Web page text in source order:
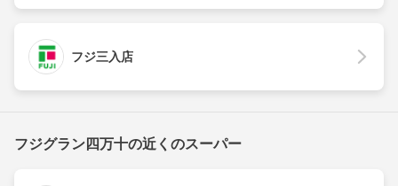
フジ三入店
フジグラン四万十の近くのスーパー